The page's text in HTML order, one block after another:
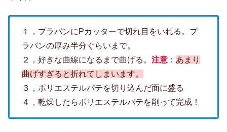
１，プラバンにPカッターで切れ目をいれる。プ
ラバンの厚み半分ぐらいまで。
２，好きな曲線になるまで曲げる。 注意 ： あまり
曲げすぎると折れてしまいます。
３，ポリエステルパテを切り込んだ面に盛る
４，乾燥したらポリエステルパテを削って完成！